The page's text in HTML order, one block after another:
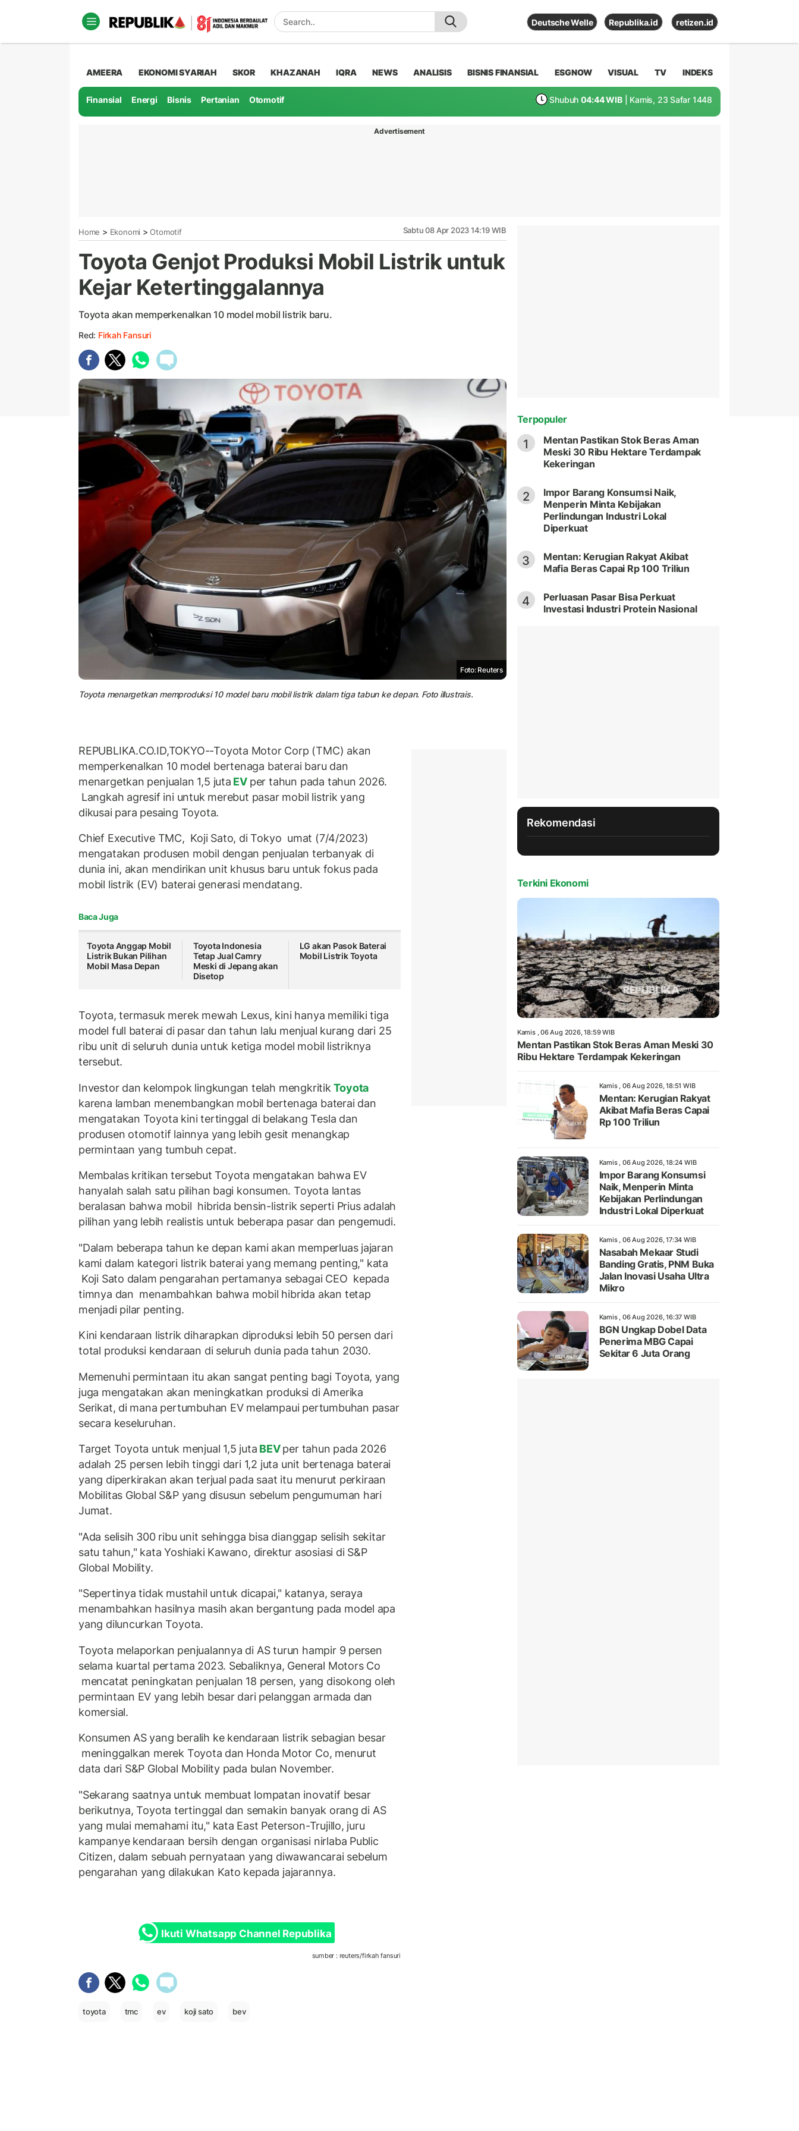
Deutsche Welle Republika.id retizen.id
AMEERA EKONOMI SYARIAH SKOR KHAZANAH IQRA NEWS ANALISIS BISNIS FINANSIAL ESGNOW VISUAL TV INDEKS
Finansial Energi Bisnis Pertanian Otomotif Shubuh 04:44 WIB | Kamis, 23 Safar 1448
Advertisement
Home > Ekonomi > Otomotif Sabtu 08 Apr 2023 14:19 WIB
Toyota Genjot Produksi Mobil Listrik untuk
Kejar Ketertinggalannya
Toyota akan memperkenalkan 10 model mobil listrik baru.
Red: Firkah Fansuri
Foto: Reuters
Toyota menargetkan memproduksi 10 model baru mobil listrik dalam tiga tabun ke depan. Foto illustrais.
REPUBLIKA.CO.ID,TOKYO--Toyota Motor Corp (TMC) akan
memperkenalkan 10 model bertenaga baterai baru dan
menargetkan penjualan 1,5 juta EV per tahun pada tahun 2026.
Langkah agresif ini untuk merebut pasar mobil listrik yang
dikusai para pesaing Toyota.
Chief Executive TMC, Koji Sato, di Tokyo umat (7/4/2023)
mengatakan produsen mobil dengan penjualan terbanyak di
dunia ini, akan mendirikan unit khusus baru untuk fokus pada
mobil listrik (EV) baterai generasi mendatang.
Baca Juga
Toyota Anggap Mobil
Listrik Bukan Pilihan
Mobil Masa Depan
Toyota Indonesia
Tetap Jual Camry
Meski di Jepang akan
Disetop
LG akan Pasok Baterai
Mobil Listrik Toyota
Toyota, termasuk merek mewah Lexus, kini hanya memiliki tiga
model full baterai di pasar dan tahun lalu menjual kurang dari 25
ribu unit di seluruh dunia untuk ketiga model mobil listriknya
tersebut.
Investor dan kelompok lingkungan telah mengkritik Toyota
karena lamban menembangkan mobil bertenaga baterai dan
mengatakan Toyota kini tertinggal di belakang Tesla dan
produsen otomotif lainnya yang lebih gesit menangkap
permintaan yang tumbuh cepat.
Membalas kritikan tersebut Toyota mengatakan bahwa EV
hanyalah salah satu pilihan bagi konsumen. Toyota lantas
beralasan bahwa mobil hibrida bensin-listrik seperti Prius adalah
pilihan yang lebih realistis untuk beberapa pasar dan pengemudi.
"Dalam beberapa tahun ke depan kami akan memperluas jajaran
kami dalam kategori listrik baterai yang memang penting," kata
Koji Sato dalam pengarahan pertamanya sebagai CEO kepada
timnya dan menambahkan bahwa mobil hibrida akan tetap
menjadi pilar penting.
Kini kendaraan listrik diharapkan diproduksi lebih 50 persen dari
total produksi kendaraan di seluruh dunia pada tahun 2030.
Memenuhi permintaan itu akan sangat penting bagi Toyota, yang
juga mengatakan akan meningkatkan produksi di Amerika
Serikat, di mana pertumbuhan EV melampaui pertumbuhan pasar
secara keseluruhan.
Target Toyota untuk menjual 1,5 juta BEVper tahun pada 2026
adalah 25 persen lebih tinggi dari 1,2 juta unit bertenaga baterai
yang diperkirakan akan terjual pada saat itu menurut perkiraan
Mobilitas Global S&P yang disusun sebelum pengumuman hari
Jumat.
"Ada selisih 300 ribu unit sehingga bisa dianggap selisih sekitar
satu tahun," kata Yoshiaki Kawano, direktur asosiasi di S&P
Global Mobility.
"Sepertinya tidak mustahil untuk dicapai," katanya, seraya
menambahkan hasilnya masih akan bergantung pada model apa
yang diluncurkan Toyota.
Toyota melaporkan penjualannya di AS turun hampir 9 persen
selama kuartal pertama 2023. Sebaliknya, General Motors Co
mencatat peningkatan penjualan 18 persen, yang disokong oleh
permintaan EV yang lebih besar dari pelanggan armada dan
komersial.
Konsumen AS yang beralih ke kendaraan listrik sebagian besar
meninggalkan merek Toyota dan Honda Motor Co, menurut
data dari S&P Global Mobility pada bulan November.
"Sekarang saatnya untuk membuat lompatan inovatif besar
berikutnya, Toyota tertinggal dan semakin banyak orang di AS
yang mulai memahami itu," kata East Peterson-Trujillo, juru
kampanye kendaraan bersih dengan organisasi nirlaba Public
Citizen, dalam sebuah pernyataan yang diwawancarai sebelum
pengarahan yang dilakukan Kato kepada jajarannya.
Ikuti Whatsapp Channel Republika
sumber : reuters/firkah fansuri
toyota tmc ev koji sato bev
Terpopuler
1
Mentan Pastikan Stok Beras Aman
Meski 30 Ribu Hektare Terdampak
Kekeringan
2
Impor Barang Konsumsi Naik,
Menperin Minta Kebijakan
Perlindungan Industri Lokal
Diperkuat
3
Mentan: Kerugian Rakyat Akibat
Mafia Beras Capai Rp 100 Triliun
4
Perluasan Pasar Bisa Perkuat
Investasi Industri Protein Nasional
Rekomendasi
Terkini Ekonomi
Kamis , 06 Aug 2026, 18:59 WIB
Mentan Pastikan Stok Beras Aman Meski 30
Ribu Hektare Terdampak Kekeringan
Kamis , 06 Aug 2026, 18:51 WIB
Mentan: Kerugian Rakyat
Akibat Mafia Beras Capai
Rp 100 Triliun
Kamis , 06 Aug 2026, 18:24 WIB
Impor Barang Konsumsi
Naik, Menperin Minta
Kebijakan Perlindungan
Industri Lokal Diperkuat
Kamis , 06 Aug 2026, 17:34 WIB
Nasabah Mekaar Studi
Banding Gratis, PNM Buka
Jalan Inovasi Usaha Ultra
Mikro
Kamis , 06 Aug 2026, 16:37 WIB
BGN Ungkap Dobel Data
Penerima MBG Capai
Sekitar 6 Juta Orang